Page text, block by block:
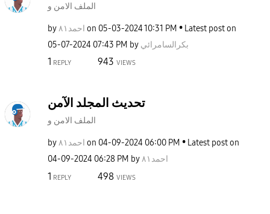
الملف الامن و
by احمد٨١ on ‎05-03-202410:31 PM
Latest post on
‎05-07-2024 07:43 PM by بكرالسامرائي
1 REPLY 943 VIEWS
تحديث المجلد الآمن
الملف الامن و
by احمد٨١ on ‎04-09-2024 06:00 PM
Latest post on
‎04-09-2024 06:28 PM by احمد٨١
1 REPLY 498 VIEWS